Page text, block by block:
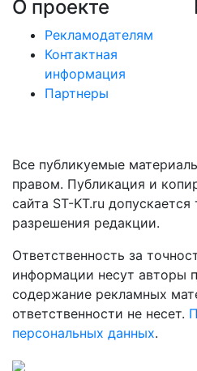
О проекте
Рекламодателям
Контактная
информация
Партнеры
Все публикуемые
правом. Публикация и
сайта ST-KT.ru
разрешения редакции.
Ответственность за
информации несут авторы
содержание рекламных
ответственности не несет.
персональных данных.